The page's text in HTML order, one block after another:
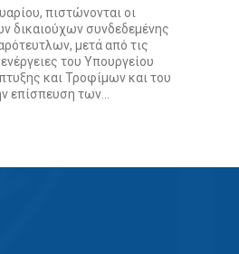
πιστώνονται οι
δικαιούχων συνδεδεμένης
μετά από τις
του Υπουργείου
και Τροφίμων και του
επίσπευση των...